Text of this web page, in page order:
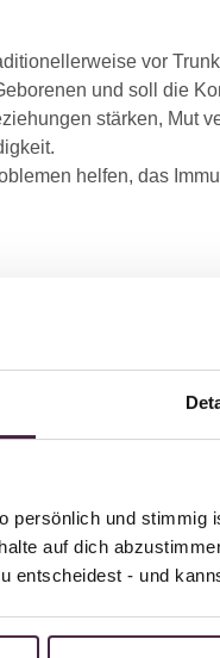
persönlich und
auf dich
entscheidest - und
vor
und soll die
stärken, Mut
helfen, das
und er soll die
insbesondere
Reinheit,
des Verstandes
Gelassenheit sorgen,